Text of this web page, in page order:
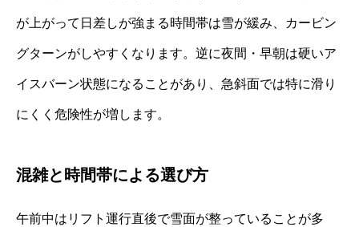
が上がって日差しが強まる時間帯は雪が緩み、カービン
グターンがしやすくなります。逆に夜間・早朝は硬いア
イスバーン状態になることがあり、急斜面では特に滑り
にくく危険性が増します。
混雑と時間帯による選び方
午前中はリフト運行直後で雪面が整っていることが多